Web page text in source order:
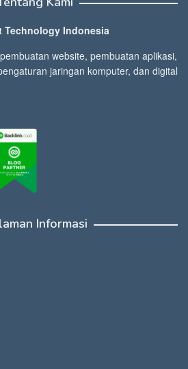
Technology Indonesia
website, pembuatan aplikasi,
jaringan komputer, dan digital
Informasi